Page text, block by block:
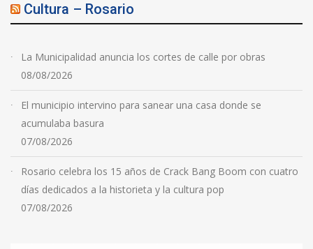
Cultura – Rosario
La Municipalidad anuncia los cortes de calle por obras
08/08/2026
El municipio intervino para sanear una casa donde se
acumulaba basura
07/08/2026
Rosario celebra los 15 años de Crack Bang Boom con cuatro
días dedicados a la historieta y la cultura pop
07/08/2026